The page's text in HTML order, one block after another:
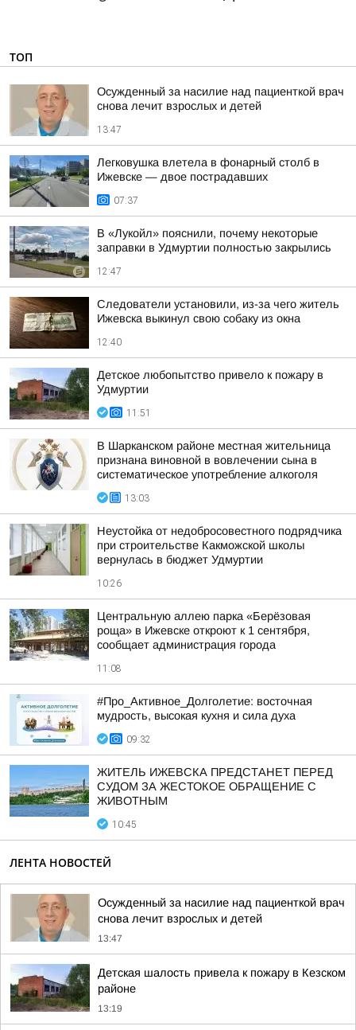
ТОП
Осужденный за насилие над пациенткой врач
снова лечит взрослых и детей
13:47
Легковушка влетела в фонарный столб в
Ижевске — двое пострадавших
07:37
В «Лукойл» пояснили, почему некоторые
заправки в Удмуртии полностью закрылись
12:47
Следователи установили, из-за чего житель
Ижевска выкинул свою собаку из окна
12:40
Детское любопытство привело к пожару в
Удмуртии
11:51
В Шарканском районе местная жительница
признана виновной в вовлечении сына в
систематическое употребление алкоголя
13:03
Неустойка от недобросовестного подрядчика
при строительстве Какможской школы
вернулась в бюджет Удмуртии
10:26
Центральную аллею парка «Берёзовая
роща» в Ижевске откроют к 1 сентября,
сообщает администрация города
11:08
#Про_Активное_Долголетие: восточная
мудрость, высокая кухня и сила духа
09:32
ЖИТЕЛЬ ИЖЕВСКА ПРЕДСТАНЕТ ПЕРЕД
СУДОМ ЗА ЖЕСТОКОЕ ОБРАЩЕНИЕ С
ЖИВОТНЫМ
10:45
ЛЕНТА НОВОСТЕЙ
Осужденный за насилие над пациенткой врач
снова лечит взрослых и детей
13:47
Детская шалость привела к пожару в Кезском
районе
13:19